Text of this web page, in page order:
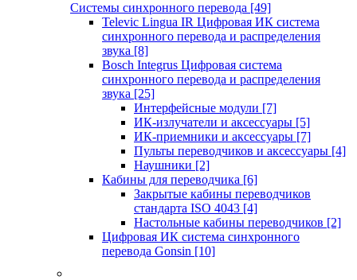
Системы синхронного перевода [49]
Televic Lingua IR Цифровая ИК система
синхронного перевода и распределения
звука [8]
Bosch Integrus Цифровая система
синхронного перевода и распределения
звука [25]
Интерфейсные модули [7]
ИК-излучатели и аксессуары [5]
ИК-приемники и аксессуары [7]
Пульты переводчиков и аксессуары [4]
Наушники [2]
Кабины для переводчика [6]
Закрытые кабины переводчиков
стандарта ISO 4043 [4]
Настольные кабины переводчиков [2]
Цифровая ИК система синхронного
перевода Gonsin [10]